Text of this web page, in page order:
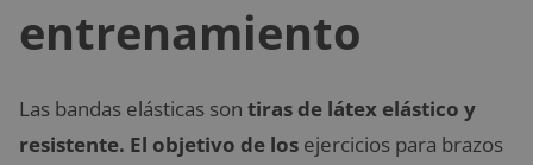
entrenamiento
Las bandas elásticas son tiras de látex elástico y
resistente. El objetivo de los ejercicios para brazos